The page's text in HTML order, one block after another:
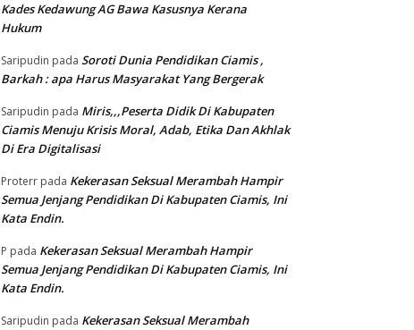
Kades Kedawung AG Bawa Kasusnya Kerana
Hukum
Saripudin pada Soroti Dunia Pendidikan Ciamis ,
Barkah : apa Harus Masyarakat Yang Bergerak
Saripudin pada Miris,,,Peserta Didik Di Kabupaten
Ciamis Menuju Krisis Moral, Adab, Etika Dan Akhlak
Di Era Digitalisasi
Proterr pada Kekerasan Seksual Merambah Hampir
Semua Jenjang Pendidikan Di Kabupaten Ciamis, Ini
Kata Endin.
P pada Kekerasan Seksual Merambah Hampir
Semua Jenjang Pendidikan Di Kabupaten Ciamis, Ini
Kata Endin.
Saripudin pada Kekerasan Seksual Merambah